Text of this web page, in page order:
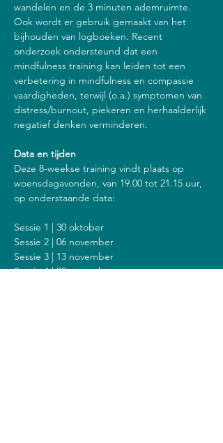
wandelen en de 3 minuten ademruimte.
Ook wordt er gebruik gemaakt van het
bijhouden van logboeken. Recent
onderzoek ondersteund dat een
mindfulness training kan leiden tot een
verbetering in mindfulness en compassie
vaardigheden, terwijl (o.a.) symptomen van
distress/burnout, piekeren en herhaalderlijk
negatief denken verminderen.
Data en tijden
Deze 8-weekse training vindt plaats op
woensdagavonden, van 19.00 tot 21.15 uur,
op onderstaande data:
Sessie 1 | 30 oktober
Sessie 2 | 06 november
Sessie 3 | 13 november
Sessie 4 | 20 november